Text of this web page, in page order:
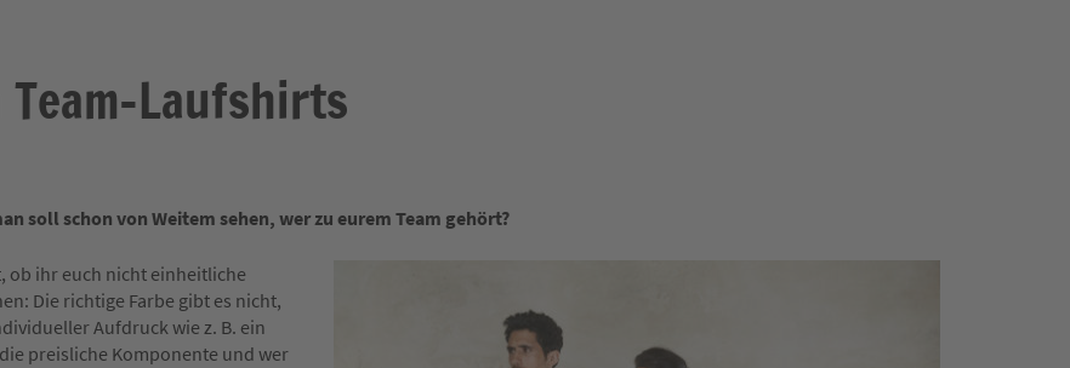
Laufshirts
soll schon von Weitem sehen, wer zu eurem Team gehört?
ob ihr euch nicht einheitliche
Die richtige Farbe gibt es nicht,
Aufdruck wie z. B. ein
preisliche Komponente und wer